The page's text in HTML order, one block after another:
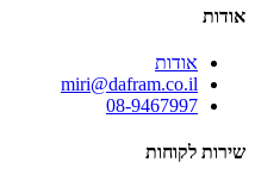
אודות
אודות
miri@dafram.co.il
08-9467997
שירות לקוחות